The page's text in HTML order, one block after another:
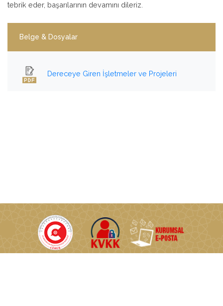
tebrik eder, başarılarının devamını dileriz.
Belge & Dosyalar
Dereceye Giren İşletmeler ve Projeleri